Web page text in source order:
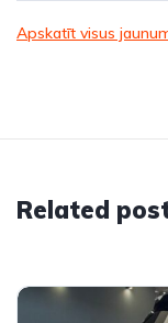
Apskatīt visus
Related